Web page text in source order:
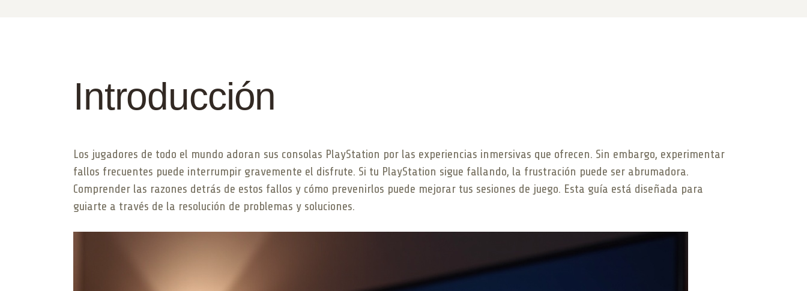
Introducción
Los jugadores de todo el mundo adoran sus consolas PlayStation por las experiencias inmersivas que ofrecen. Sin embargo, experimentar
fallos frecuentes puede interrumpir gravemente el disfrute. Si tu PlayStation sigue fallando, la frustración puede ser abrumadora.
Comprender las razones detrás de estos fallos y cómo prevenirlos puede mejorar tus sesiones de juego. Esta guía está diseñada para
guiarte a través de la resolución de problemas y soluciones.